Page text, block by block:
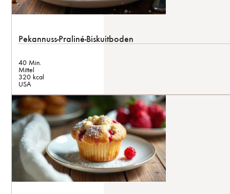
Pekannuss-Praliné-Biskuitboden
40 Min.
Mittel
320 kcal
USA